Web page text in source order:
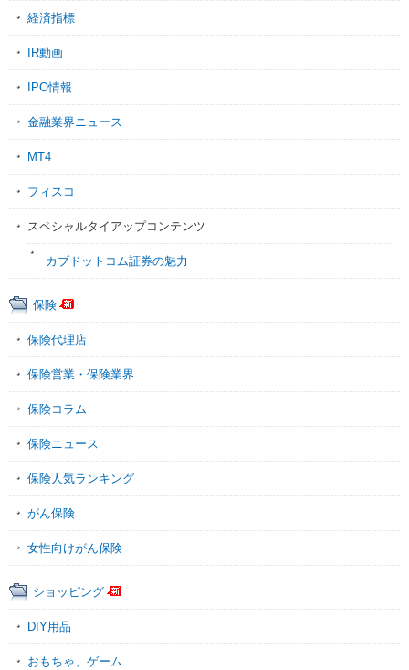
経済指標
IR動画
IPO情報
金融業界ニュース
MT4
フィスコ
スペシャルタイアップコンテンツ
カブドットコム証券の魅力
保険
保険代理店
保険営業・保険業界
保険コラム
保険ニュース
保険人気ランキング
がん保険
女性向けがん保険
ショッピング
DIY用品
おもちゃ、ゲーム